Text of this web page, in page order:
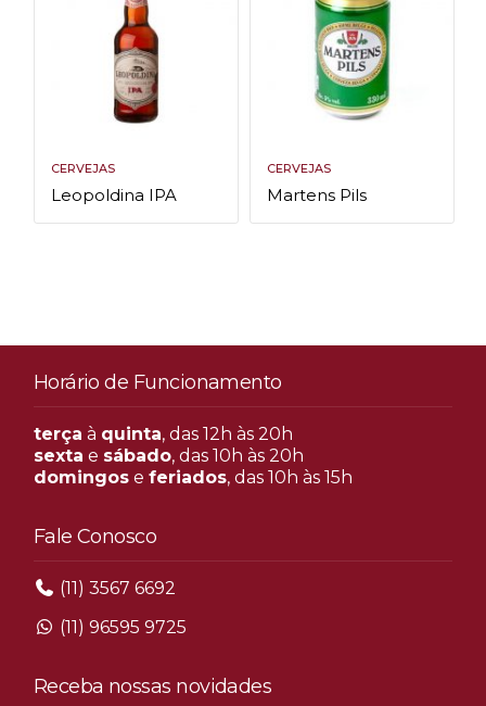
CERVEJAS
Leopoldina IPA
CERVEJAS
Martens Pils
Horário de Funcionamento
terça à quinta, das 12h às 20h
sexta e sábado, das 10h às 20h
domingose feriados, das 10h às 15h
Fale Conosco
(11) 3567 6692
(11) 96595 9725
Receba nossas novidades